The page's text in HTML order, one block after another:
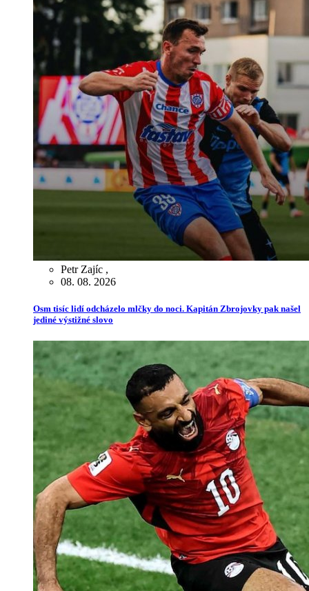
Petr Zajíc ,
08. 08. 2026
Osm tisíc lidí odcházelo mlčky do noci. Kapitán Zbrojovky pak našel
jediné výstižné slovo